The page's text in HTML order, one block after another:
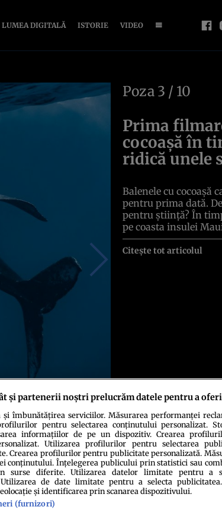
LUMEA DIGITALĂ ISTORIE VIDEO
Poza 3 / 10
Prima
cocoașă în
ridică unele
Balenele cu cocoașă
pentru prima dată.
pentru știință? În
pe coasta insulei
Citește tot articolul
şi condiţiiEchipa redacțională
și partenerii noștri prelucrăm datele pentru a
și îmbunătățirea serviciilor. Măsurarea performanței
pentru selectarea conținutului personalizat.
informațiilor de pe un dispozitiv. Crearea
Utilizarea profilurilor pentru selectarea
Crearea profilurilor pentru publicitate personalizată.
conținutului. Înțelegerea publicului prin statistici sau
surse diferite. Utilizarea datelor limitate pentru a
de date limitate pentru a selecta
și identificarea prin scanarea dispozitivului.
(furnizori)